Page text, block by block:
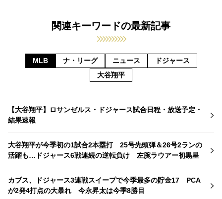
関連キーワードの最新記事
MLB ナ・リーグ ニュース
ドジャース
大谷翔平
【大谷翔平】ロサンゼルス・ドジャース試合日程・放送予定・
結果速報
大谷翔平が今季初の1試合2本塁打 25号先頭弾＆26号2ランの
活躍も…ドジャース6戦連続の逆転負け 左腕ラウアー初黒星
カブス、ドジャース3連戦スイープで今季最多の貯金17 PCA
が2発4打点の大暴れ 今永昇太は今季8勝目